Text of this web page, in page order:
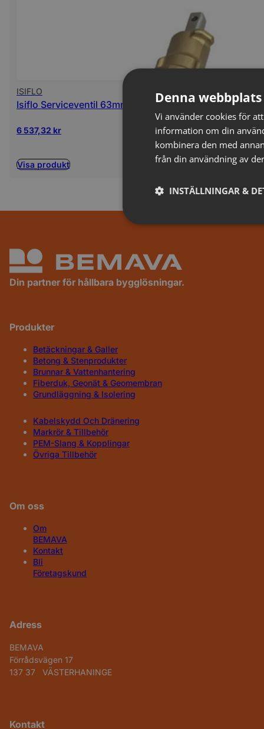
ISIFLO
Isiflo Serviceventil 63mm LAG
6 537,32 kr
Visa produkt
Din partner för hållbara bygglösningar.
Produkter
Betäckningar & Galler
Betong & Stenprodukter
Brunnar & Vattenhantering
Fiberduk, Geonät & Geomembran
Grundläggning & Isolering
Kabelskydd Och Dränering
Markrör & Tillbehör
PEM-Slang & Kopplingar
Övriga Tillbehör
Om oss
Om
BEMAVA
Kontakt
Bli
Företagskund
Adress
BEMAVA
Förrådsvägen 17
137 37 VÄSTERHANINGE
Kontakt
Denna
Vi använder cookies för
information om din
kombinera den med
från din användning av
INSTÄLLNINGAR &